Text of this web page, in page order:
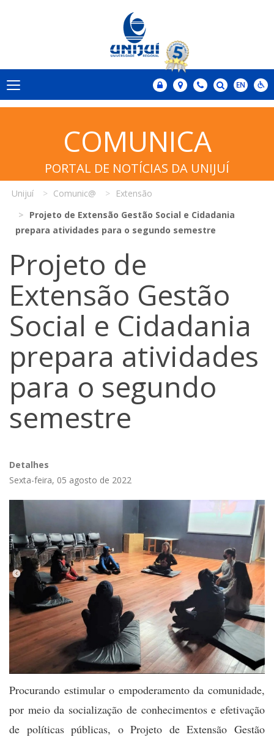
COMUNICA
PORTAL DE NOTÍCIAS DA UNIJUÍ
Unijuí Comunic@
Extensão
Projeto de Extensão Gestão Social e Cidadania
prepara atividades para o segundo semestre
Projeto de
Extensão Gestão
Social e Cidadania
prepara atividades
para o segundo
semestre
Detalhes
Sexta-feira, 05 agosto de 2022
Procurando estimular o empoderamento da comunidade,
por meio da socialização de conhecimentos e efetivação
de políticas públicas, o Projeto de Extensão Gestão